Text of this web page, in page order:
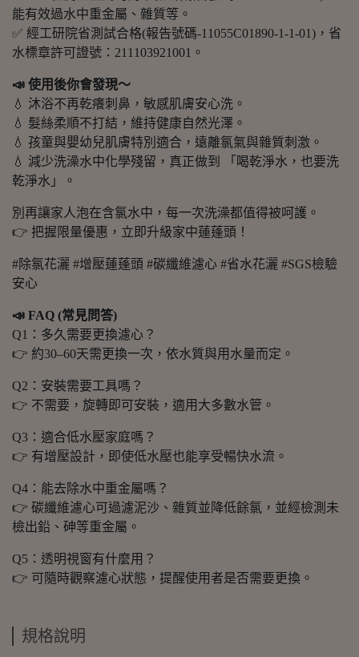
能有效過水中重金屬、雜質等。
✅ 經工研院省測試合格(報告號碼-11055C01890-1-1-01)，省
水標章許可證號：211103921001。
📣 使用後你會發現～
💧 沐浴不再乾癢刺鼻，敏感肌膚安心洗。
💧 髮絲柔順不打結，維持健康自然光澤。
💧 孩童與嬰幼兒肌膚特別適合，遠離氯氣與雜質刺激。
💧 減少洗澡水中化學殘留，真正做到 「喝乾淨水，也要洗
乾淨水」。
別再讓家人泡在含氯水中，每一次洗澡都值得被呵護。
👉 把握限量優惠，立即升級家中蓮蓬頭！
#除氯花灑 #增壓蓮蓬頭 #碳纖維濾心 #省水花灑 #SGS檢驗
安心
📣 FAQ (常見問答)
Q1：多久需要更換濾心？
👉 約30–60天需更換一次，依水質與用水量而定。
Q2：安裝需要工具嗎？
👉 不需要，旋轉即可安裝，適用大多數水管。
Q3：適合低水壓家庭嗎？
👉 有增壓設計，即使低水壓也能享受暢快水流。
Q4：能去除水中重金屬嗎？
👉 碳纖維濾心可過濾泥沙、雜質並降低餘氯，並經檢測未
檢出鉛、砷等重金屬。
Q5：透明視窗有什麼用？
👉 可隨時觀察濾心狀態，提醒使用者是否需要更換。
規格說明